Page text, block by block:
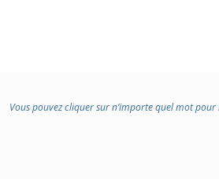
Vous pouvez cliquer sur n’importe quel mot